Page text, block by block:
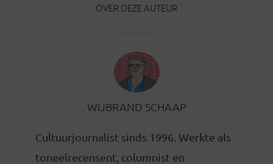
OVER DEZE AUTEUR
WIJBRAND SCHAAP
Cultuurjournalist sinds 1996. Werkte als
toneelrecensent, columnist en